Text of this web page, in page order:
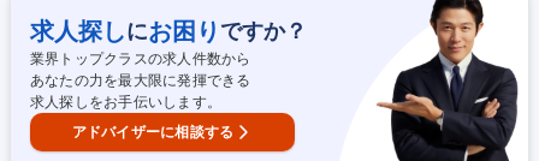
入/利活用をするチームと、自部門で業務システムを内製開発するチームが
協力する体制で全社のデジタル変革を推進しています・業務システムの内
製開発にチャレンジするため、それに伴って内製開発体制の採用強化を行
っております。 募集職種 【名古屋】生成AI/ローコードで組織を変革する
SE/トヨタGr.の金融事業会社
求人探しにお困り ですか？
業界トップクラスの求人件数から
あなたの力を最大限に発揮できる
求人探しをお手伝いします。
アドバイザーに相談する